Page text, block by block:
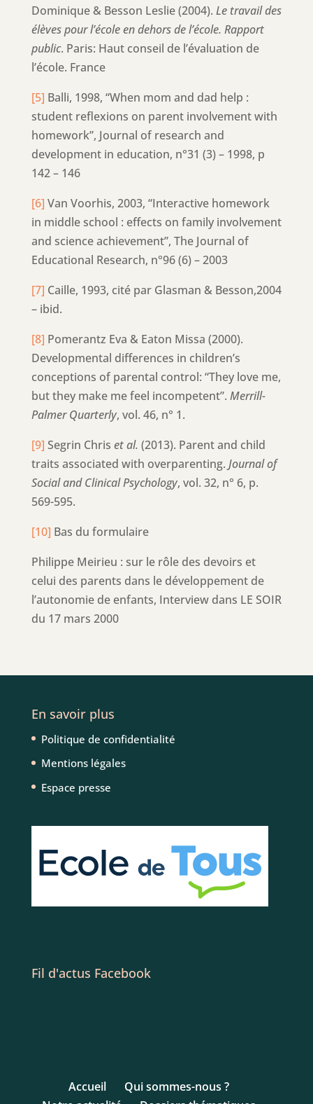
Dominique & Besson Leslie (2004). Le travail des
élèves pour l’école en dehors de l’école. Rapport
public. Paris: Haut conseil de l’évaluation de
l’école. France
[5] Balli, 1998, “When mom and dad help :
student reflexions on parent involvement with
homework”, Journal of research and
development in education, n°31 (3) – 1998, p
142 – 146
[6] Van Voorhis, 2003, “Interactive homework
in middle school : effects on family involvement
and science achievement”, The Journal of
Educational Research, n°96 (6) – 2003
[7] Caille, 1993, cité par Glasman & Besson,2004
– ibid.
[8] Pomerantz Eva & Eaton Missa (2000).
Developmental differences in children’s
conceptions of parental control: “They love me,
but they make me feel incompetent”. Merrill-
Palmer Quarterly, vol. 46, n° 1.
[9] Segrin Chris et al. (2013). Parent and child
traits associated with overparenting. Journal of
Social and Clinical Psychology, vol. 32, n° 6, p.
569-595.
[10] Bas du formulaire
Philippe Meirieu : sur le rôle des devoirs et
celui des parents dans le développement de
l’autonomie de enfants, Interview dans LE SOIR
du 17 mars 2000
En savoir plus
Politique de confidentialité
Mentions légales
Espace presse
Fil d'actus Facebook
Accueil
Qui sommes-nous ?